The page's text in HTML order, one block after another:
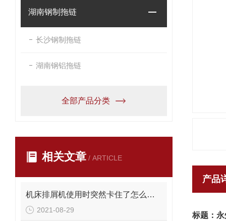
湖南钢制拖链
长沙钢制拖链
湖南钢铝拖链
全部产品分类
相关文章 / ARTICLE
机床排屑机使用时突然卡住了怎么办？
2021-08-29
产品
标题：